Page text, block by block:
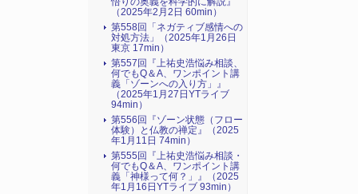
（2025年2月2日 60min）
第558回「ネガティブ感情への
対処方法」（2025年1月26日
東京 17min）
第557回『上祐史浩悩み相談、
何でもQ＆A、ワンポイント講
義「ゾーンへの入り方」』
（2025年1月27日YTライブ
94min）
第556回『ゾーン状態（フロー
体験）と仏教の禅定』（2025
年1月11日 74min）
第555回『上祐史浩悩み相談・
何でもQ＆A、ワンポイント講
義「神様って何？」』（2025
年1月16日YTライブ 93min）